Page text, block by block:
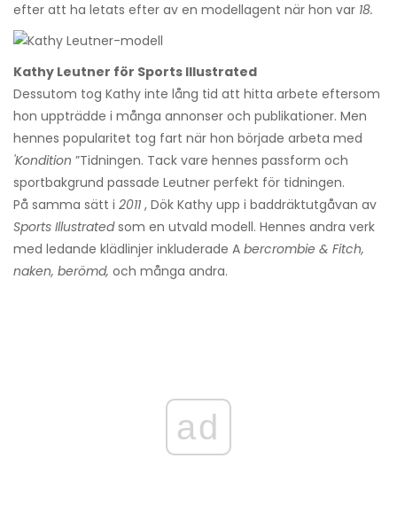
efter att ha letats efter av en modellagent när hon var 18.
Kathy Leutner för Sports Illustrated
Dessutom tog Kathy inte lång tid att hitta arbete eftersom
hon uppträdde i många annonser och publikationer. Men
hennes popularitet tog fart när hon började arbeta med
'Kondition ”Tidningen. Tack vare hennes passform och
sportbakgrund passade Leutner perfekt för tidningen.
På samma sätt i 2011 , Dök Kathy upp i baddräktutgåvan av
Sports Illustratedsom en utvald modell. Hennes andra verk
med ledande klädlinjer inkluderade A bercrombie & Fitch,
naken, berömd, och många andra.
ad